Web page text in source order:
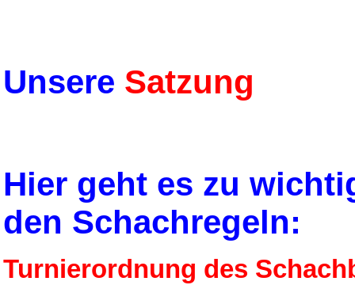
Unsere Satzung
Hier geht es zu
den Schachregeln:
Turnierordnung des